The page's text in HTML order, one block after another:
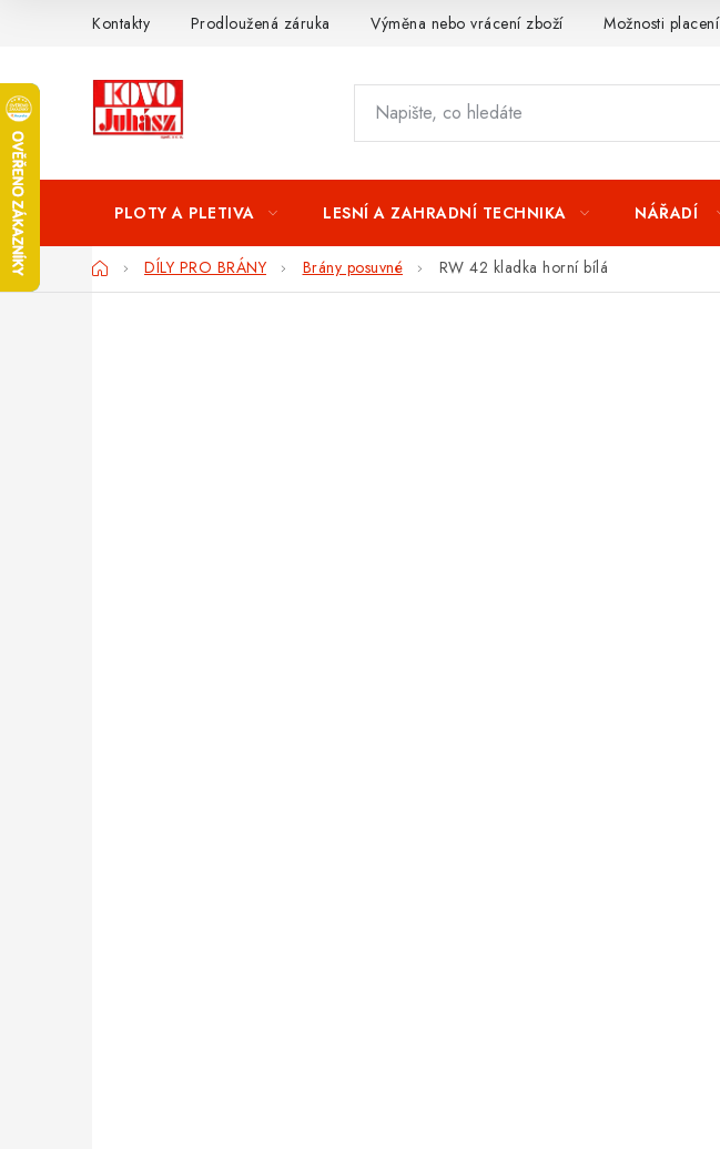
Kontakty Prodloužená záruka Výměna nebo vrácení zboží Možnosti placení
PLOTY A PLETIVA LESNÍ A ZAHRADNÍ TECHNIKA NÁŘADÍ
DomůDÍLY PRO BRÁNY Brány posuvné RW 42 kladka horní bílá